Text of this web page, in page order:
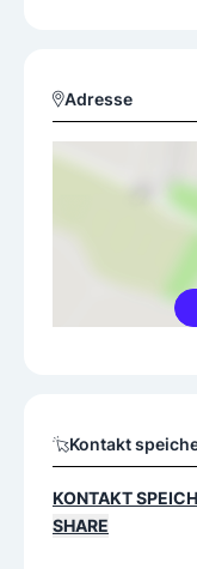
Adresse
Kontakt
KONTAKT
SHARE